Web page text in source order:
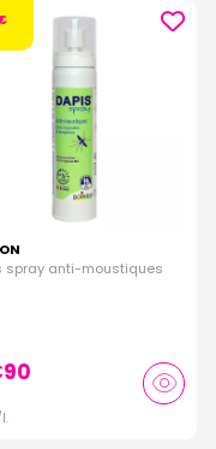
spray anti-moustiques
90
l.